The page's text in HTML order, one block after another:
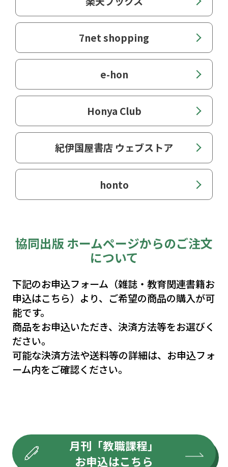
合格ドキュメント200日 私はこうして合格し
た！
合格者に聞きました！ 教採突破アンケート
【特集３】
特別支援教育＆人権教育のススメ
特別支援教育の現在と未来 （はなし：東京学
芸大学教授 橋本創一先生）
理解を深める！ 特別支援教育 丸わかり講座
人権教育の第一歩 （はなし：明海大学客員教
授 釼持勉先生）
【集中連載】
小林昌美の 合格力養成道場 第７回
2020年度 小貫英教育賞受賞者発表
【連載】
教採論作文添削ドキュメンタリー
教育時事ゼミナール －GIGAスクール構想
釼持勉の“現場力”を鍛える
現職先生の１週間
教採に出る教育時事・一般時事News
Headline Top3
藤平敦ゼミナール 事例で学ぶ“児童・生徒が
育つ”働きかけ
佐藤幹夫の“教育”はどこへ届くのか
エマープの夢
専門教養 教採学力ステップアップドリル
表紙イラスト／TAKA
7net shopping
e-hon
Honya Club
紀伊国屋書店 ウェブストア
honto
協同出版 ホームページからのご注文
について
下記のお申込フォーム（雑誌・教育関連書籍お
申込はこちら）より、ご希望の商品の購入が可
能です。
商品をお申込いただき、決済方法等をお選びく
ださい。
可能な決済方法や送料等の詳細は、お申込フォ
ーム内をご確認ください。
月刊「教職課程」
お申込はこちら